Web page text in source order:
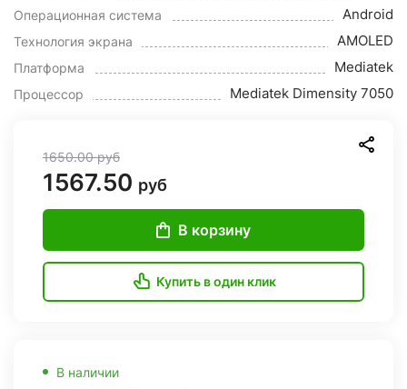
Операционная система Android
Технология экрана AMOLED
Платформа Mediatek
Процессор Mediatek Dimensity 7050
1650.00руб
1567.50 руб
В корзину
Купить в один клик
В наличии